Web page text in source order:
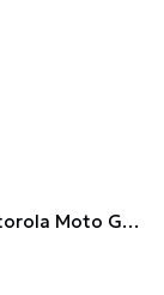
Кожаный чехол-книжка Classy для Motorola Moto G24 / G04 / E14 Navy Blue